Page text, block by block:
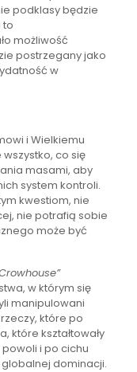
podklasy będzie
to
możliwość
postrzegany jako
w
i Wielkiemu
co się
masami, aby
system kontroli.
kwestiom, nie
nie potrafią sobie
może być
w którym się
manipulowani
które po
które kształtowały
i po cichu
dominacji.